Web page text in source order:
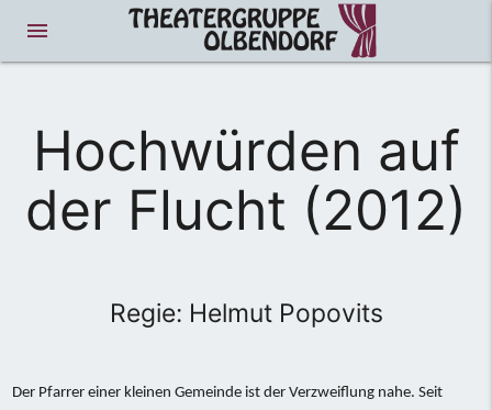
menue
Hochwürden auf
der Flucht (2012)
Regie: Helmut Popovits
Der Pfarrer einer kleinen Gemeinde ist der Verzweiflung nahe. Seit